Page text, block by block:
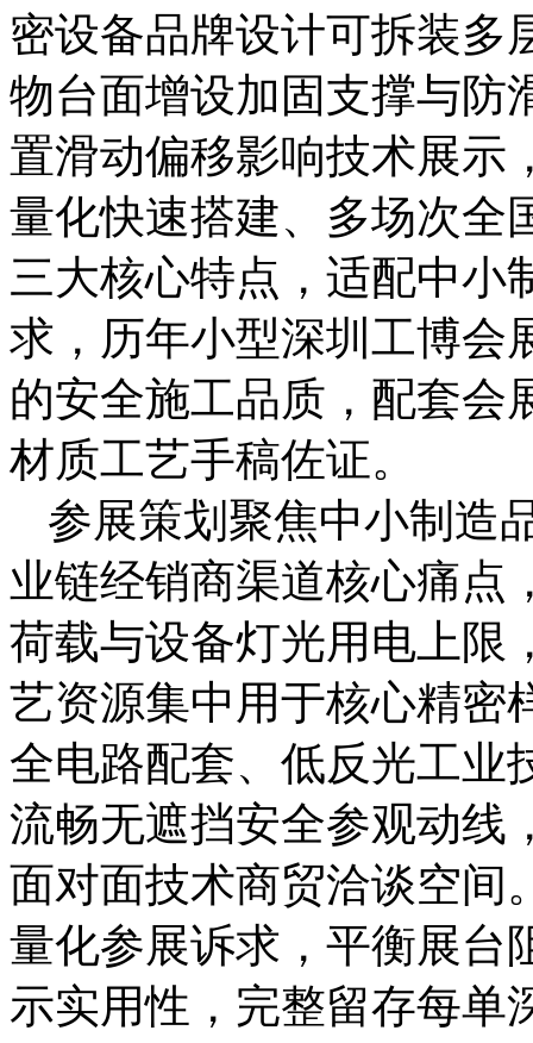
密设备品牌设计可拆装多
物台面增设加固支撑与防
置滑动偏移影响技术展示
量化快速搭建、多场次全
三大核心特点，适配中小
求，历年小型深圳工博会
的安全施工品质，配套会
材质工艺手稿佐证。
参展策划聚焦中小制造
业链经销商渠道核心痛点
荷载与设备灯光用电上限
艺资源集中用于核心精密
全电路配套、低反光工业
流畅无遮挡安全参观动线
面对面技术商贸洽谈空间
量化参展诉求，平衡展台
示实用性，完整留存每单